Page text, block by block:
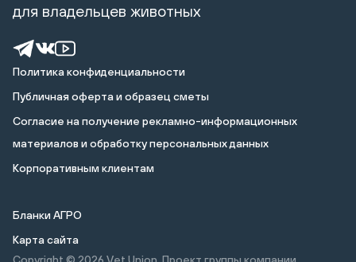
Политика конфиденциальности
Публичная оферта и образец сметы
Cогласие на получение рекламно-информационных
материалов и обработку персональных данных
Корпоративным клиентам
Бланки АГРО
Карта сайта
для владельцев животных